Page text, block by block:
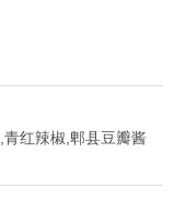
红辣椒,郫县豆瓣酱